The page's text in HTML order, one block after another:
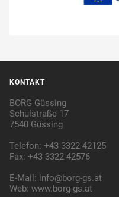
KONTAKT
BORG Güssing
Schulstraße 17
7540 Güssing
Telefon: +43 3322 42125
Fax: +43 3322 42576
E-Mail: info@borg-gs.at
Web:www.borg-gs.at